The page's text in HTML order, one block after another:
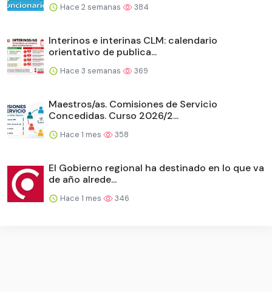
Hace 2 semanas 384
Interinos e interinas CLM: calendario
orientativo de publica...
Hace 3 semanas 369
Maestros/as. Comisiones de Servicio
Concedidas. Curso 2026/2...
Hace 1 mes 358
El Gobierno regional ha destinado en lo que va
de año alrede...
Hace 1 mes 346